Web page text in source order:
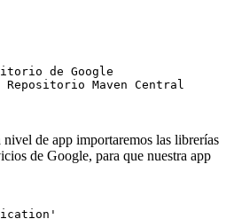
de Google
Repositorio Maven Central
nivel de app importaremos las librerías
de Google, para que nuestra app